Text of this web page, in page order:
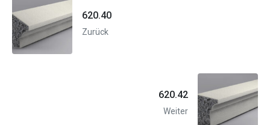
620.40
Zurück
620.42
Weiter